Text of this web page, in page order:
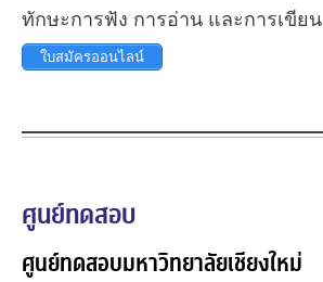
ทักษะการฟัง การอ่าน และการเขียน
ใบสมัครออนไลน์
ศูนย์ทดสอบ
ศูนย์ทดสอบมหาวิทยาลัยเชียงใหม่